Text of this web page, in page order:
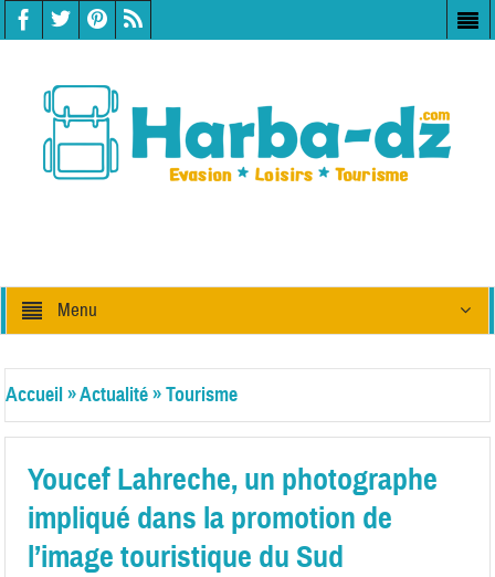
Menu
Accueil»Actualité»Tourisme
Youcef Lahreche, un photographe
impliqué dans la promotion de
l’image touristique du Sud